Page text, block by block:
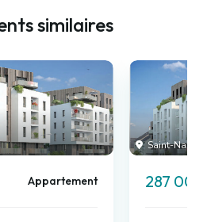
similaires
Appartement
Saint-
287